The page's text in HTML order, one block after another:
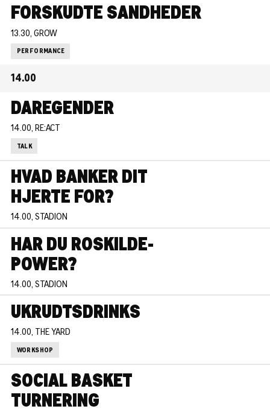
FORSKUDTE SANDHEDER
13.30, GROW
PERFORMANCE
14.00
DAREGENDER
14.00, RE:ACT
TALK
HVAD BANKER DIT
HJERTE FOR?
14.00, STADION
HAR DU ROSKILDE-
POWER?
14.00, STADION
UKRUDTSDRINKS
14.00, THE YARD
WORKSHOP
SOCIAL BASKET
TURNERING